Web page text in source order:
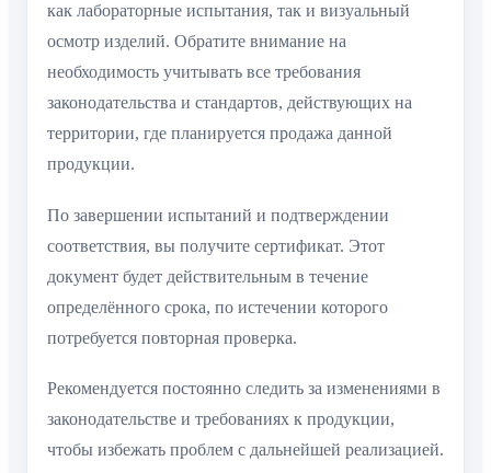
как лабораторные испытания, так и визуальный
осмотр изделий. Обратите внимание на
необходимость учитывать все требования
законодательства и стандартов, действующих на
территории, где планируется продажа данной
продукции.
По завершении испытаний и подтверждении
соответствия, вы получите сертификат. Этот
документ будет действительным в течение
определённого срока, по истечении которого
потребуется повторная проверка.
Рекомендуется постоянно следить за изменениями в
законодательстве и требованиях к продукции,
чтобы избежать проблем с дальнейшей реализацией.